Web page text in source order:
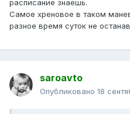
расписание знаешь.
Самое хреновое в таком
разное время суток не
saroavto
Опубликовано 18